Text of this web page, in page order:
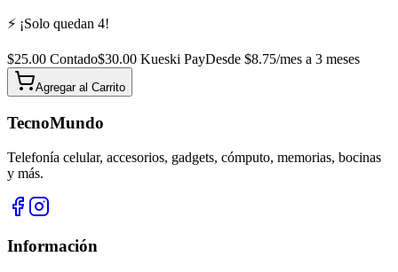
⚡ ¡Solo quedan 4!
$25.00 Contado$30.00 Kueski PayDesde $8.75/mes a 3 meses
Agregar al Carrito
TecnoMundo
Telefonía celular, accesorios, gadgets, cómputo, memorias, bocinas
y más.
Información